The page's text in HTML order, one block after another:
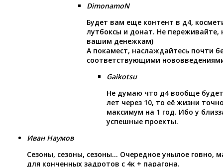
DimonamoN
Будет вам еще контент в д4,
лутбоксы и донат. Не переживайте,
вашим денежкам)
А покамест, наслаждайтесь почти
соответствующими
Gaikotsu
Не думаю что д4 вообще
лет через 10, то её жизни
максимум на 1 год. Ибо у
успешные проекты.
Иван Наумов
Сезоны, сезоны, сезоны… Очередное унылое говно,
для конченных задротов с 4к + парагона.